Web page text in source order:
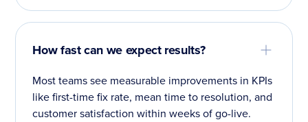
How fast can we expect results?
Most teams see measurable improvements in KPIs
like first-time fix rate, mean time to resolution, and
customer satisfaction within weeks of go-live.